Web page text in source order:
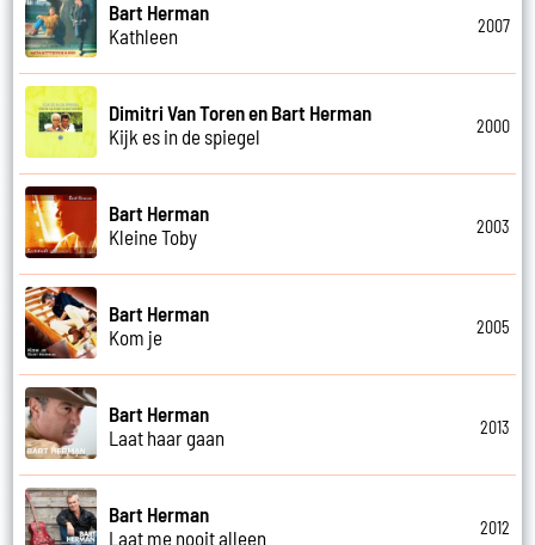
Bart Herman
Kathleen
2007
Dimitri Van Toren en Bart Herman
Kijk es in de spiegel
2000
Bart Herman
Kleine Toby
2003
Bart Herman
Kom je
2005
Bart Herman
Laat haar gaan
2013
Bart Herman
Laat me nooit alleen
2012